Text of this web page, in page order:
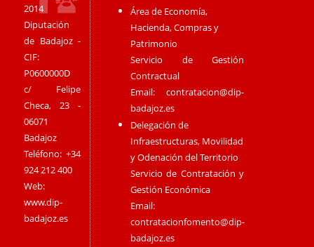
2014
Diputación
de Badajoz -
CIF:
P0600000D
c/ Felipe
Checa, 23 -
06071
Badajoz
Teléfono: +34
924 212 400
Web:
www.dip-
badajoz.es
Área de Economía,
Hacienda, Compras y
Patrimonio
Servicio de Gestión
Contractual
Email:contratacion@dip-
badajoz.es
Delegación de
Infraestructuras, Movilidad
y Odenación del Territorio
Servicio de Contratación y
Gestión Económica
Email:
contratacionfomento@dip-
badajoz.es